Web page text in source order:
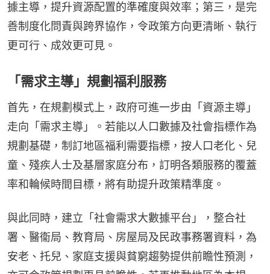
據主導，提升資源配置的準確度與效率；第三，是完
善制度化問責與跨界協作，令政策方向更清晰、執行
更可行、成效更可見。
「需求主導」規劃福利服務
首先，在規劃模式上，政府可進一步由「資源主導」
走向「需求主導」。若能以人口數據及社會指標作為
規劃基礎，制訂地區福利需要指標，按人口老化、兒
童、殘疾人士及基層家庭分布，訂明各類服務的覆蓋
率和輪候時間目標，將有助提升政策精準度。
與此同時，建立「社會需求大數據平台」，整合社
署、醫衞局、教育局、房屋局及民政事務署資料，為
安老、托兒、家庭支援與貧窮趨勢提供前瞻性預測，